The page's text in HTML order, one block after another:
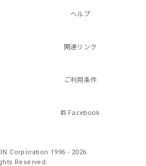
ヘルプ
関連リンク
ご利用条件
Facebook
Corporation 1996 - 2026.
Reserved.